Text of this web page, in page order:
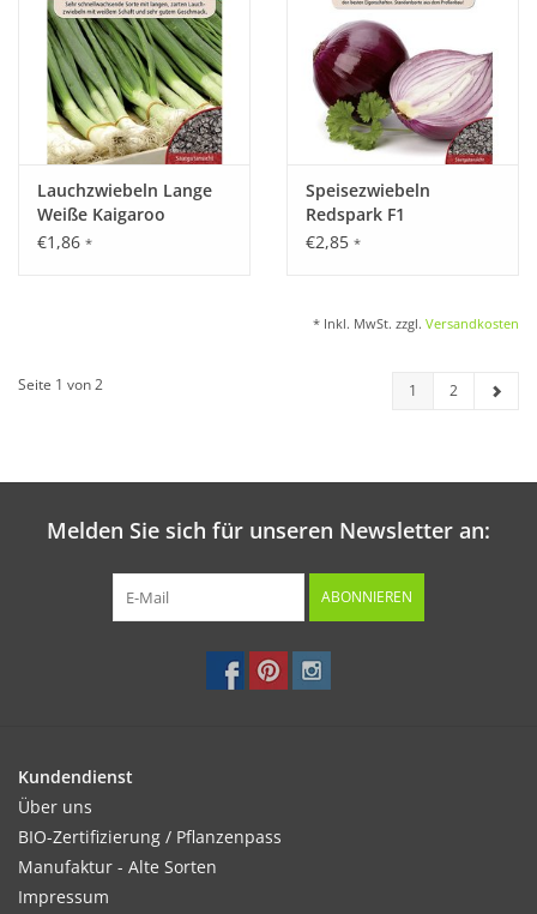
Lauchzwiebeln Lange
Weiße Kaigaroo
€1,86 *
Speisezwiebeln
Redspark F1
€2,85 *
* Inkl. MwSt. zzgl. Versandkosten
Seite 1 von 2 1 2
Melden Sie sich für unseren Newsletter an:
ABONNIEREN
Kundendienst
Über uns
BIO-Zertifizierung / Pflanzenpass
Manufaktur - Alte Sorten
Impressum